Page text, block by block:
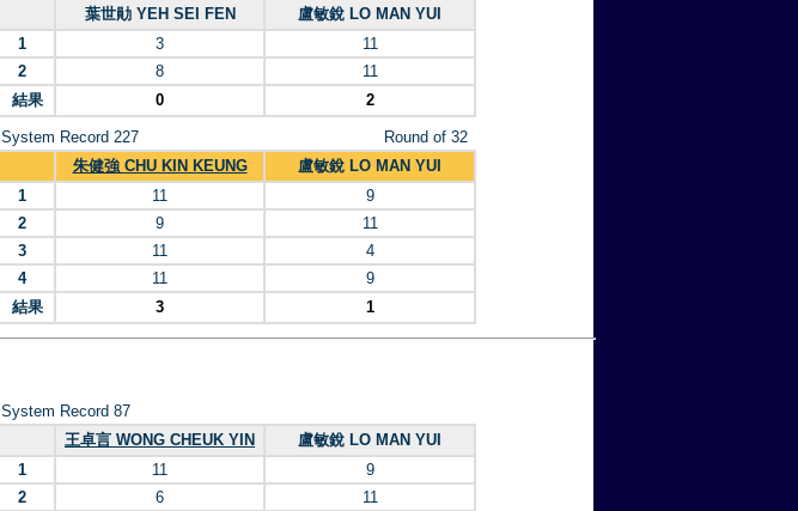
葉世勛 YEH SEI FEN
盧敏銳 LO MAN YUI
1
3
11
2
8
11
結果
0 2
System Record 227
Round of 32
朱健強 CHU KIN KEUNG
盧敏銳 LO MAN YUI
1
11
9
2
9
11
3
11
4
4
11
9
結果
3 1
System Record 87
王卓言 WONG CHEUK YIN
盧敏銳 LO MAN YUI
1
11
9
2
6
11